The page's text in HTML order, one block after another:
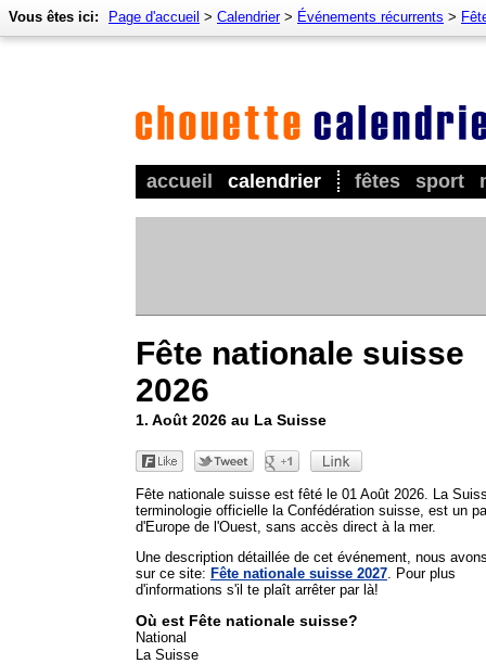
accueil calendrier fêtes sport
Vous êtes ici: Page d'accueil > Calendrier> Événements récurrents >
Fête nationale suisse
2026
1. Août 2026 au La Suisse
Fête nationale suisse est fêté le 01 Août 2026. La
terminologie officielle la Confédération suisse, est un
d'Europe de l'Ouest, sans accès direct à la mer.
Une description détaillée de cet événement, nous
sur ce site: Fête nationale suisse 2027 . Pour plus
d'informations s'il te plaît arrêter par là!
Où est Fête nationale suisse?
National
La Suisse